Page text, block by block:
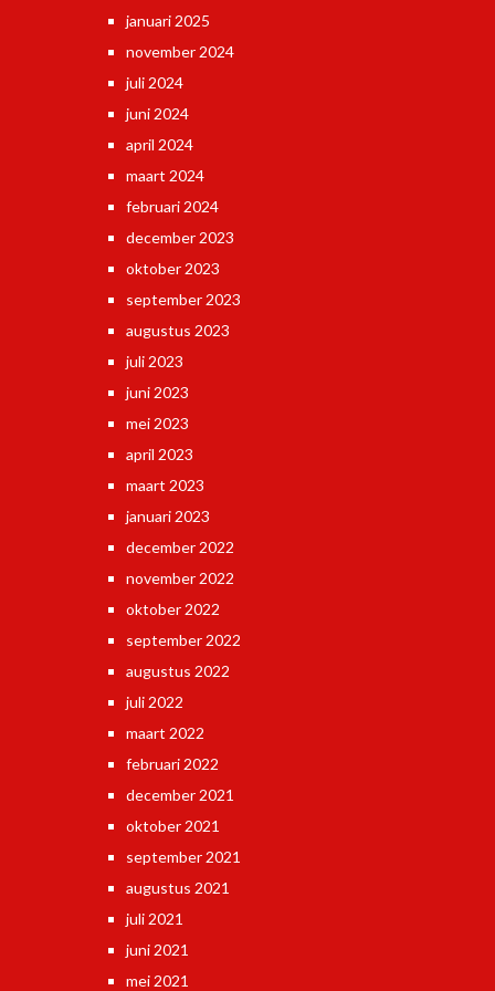
januari 2025
november 2024
juli 2024
juni 2024
april 2024
maart 2024
februari 2024
december 2023
oktober 2023
september 2023
augustus 2023
juli 2023
juni 2023
mei 2023
april 2023
maart 2023
januari 2023
december 2022
november 2022
oktober 2022
september 2022
augustus 2022
juli 2022
maart 2022
februari 2022
december 2021
oktober 2021
september 2021
augustus 2021
juli 2021
juni 2021
mei 2021